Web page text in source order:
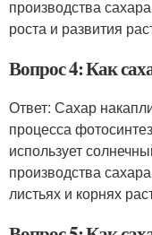
производства
роста и развития
Вопрос 4: Как
Ответ: Сахар
процесса
использует
производства
листьях и корнях